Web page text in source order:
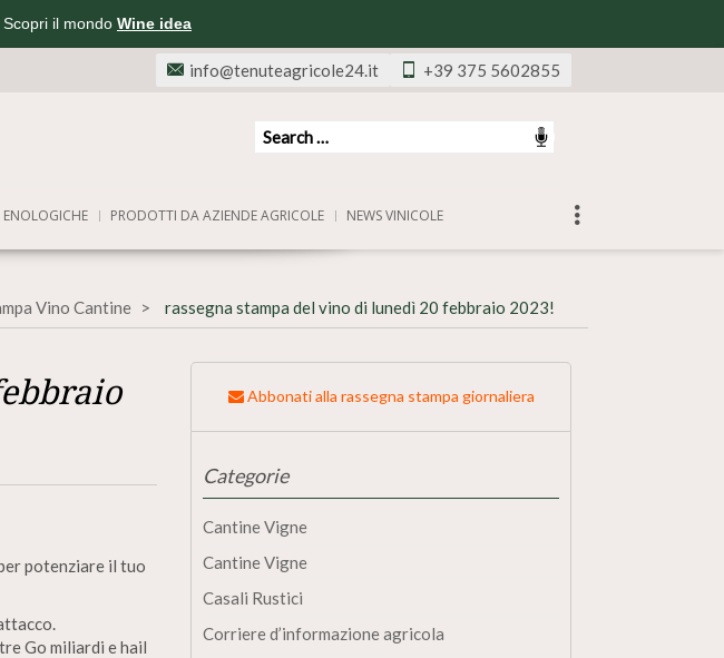
il mondo Wine idea
+39 375 5602855
info@tenuteagricole24.it
ENOLOGICHE PRODOTTI DA AZIENDE AGRICOLE NEWS VINICOLE
Vino Cantine rassegna stampa del vino di lunedì 20 febbraio 2023!
potenziare il tuo
Go miliardi e hail
Abbonati alla rassegna stampa giornaliera
Categorie
Cantine Vigne
Cantine Vigne
Casali Rustici
Corriere d’informazione agricola